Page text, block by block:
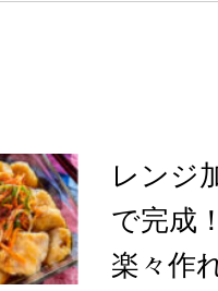
レンジ
で完成
楽々作